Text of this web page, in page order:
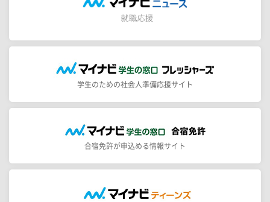
学生のための社会人準備応援サイト
合宿免許が申込める情報サイト